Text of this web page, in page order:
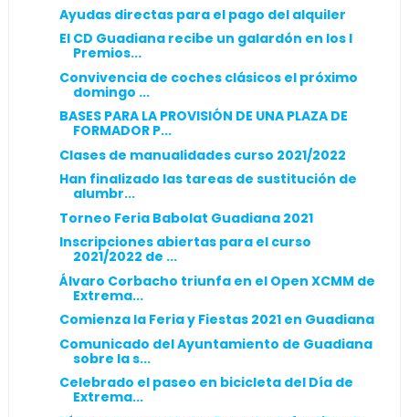
Ayudas directas para el pago del alquiler
El CD Guadiana recibe un galardón en los I
Premios...
Convivencia de coches clásicos el próximo
domingo ...
BASES PARA LA PROVISIÓN DE UNA PLAZA DE
FORMADOR P...
Clases de manualidades curso 2021/2022
Han finalizado las tareas de sustitución de
alumbr...
Torneo Feria Babolat Guadiana 2021
Inscripciones abiertas para el curso
2021/2022 de ...
Álvaro Corbacho triunfa en el Open XCMM de
Extrema...
Comienza la Feria y Fiestas 2021 en Guadiana
Comunicado del Ayuntamiento de Guadiana
sobre la s...
Celebrado el paseo en bicicleta del Día de
Extrema...